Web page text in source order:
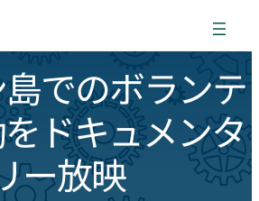
でのボランテ
ドキュメンタ
ー放映